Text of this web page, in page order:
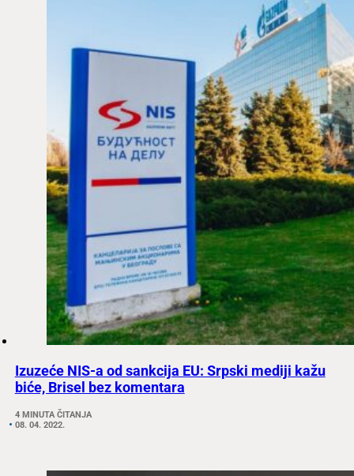
Izuzeće NIS-a od sankcija EU: Srpski mediji kažu
biće, Brisel bez komentara
4 MINUTA ČITANJA
08. 04. 2022.